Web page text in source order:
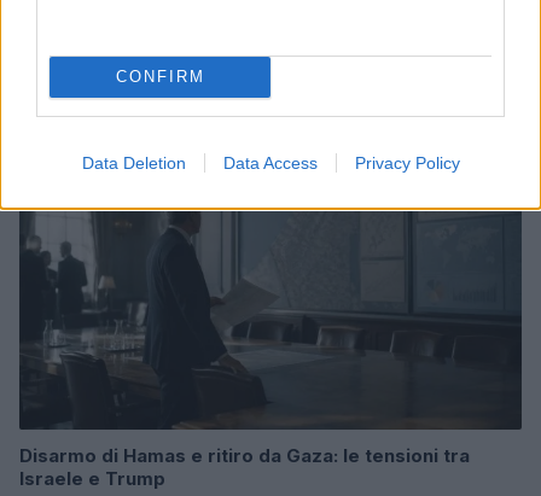
CONFIRM
Data Deletion Data Access Privacy Policy
FUTURE
Disarmo di Hamas e ritiro da Gaza: le tensioni tra
Israele e Trump